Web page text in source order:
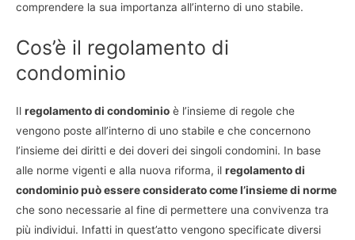
comprendere la sua importanza all’interno di uno stabile.
Cos’è il regolamento di
condominio
Il regolamento di condominio è l’insieme di regole che
vengono poste all’interno di uno stabile e che concernono
l’insieme dei diritti e dei doveri dei singoli condomini. In base
alle norme vigenti e alla nuova riforma, il regolamento di
condominio può essere considerato come l’insieme di norme
che sono necessarie al fine di permettere una convivenza tra
più individui. Infatti in quest’atto vengono specificate diversi